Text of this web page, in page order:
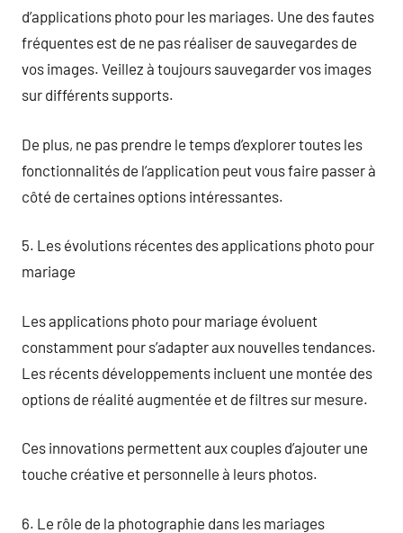
d’applications photo pour les mariages. Une des fautes
fréquentes est de ne pas réaliser de sauvegardes de
vos images. Veillez à toujours sauvegarder vos images
sur différents supports.
De plus, ne pas prendre le temps d’explorer toutes les
fonctionnalités de l’application peut vous faire passer à
côté de certaines options intéressantes.
5. Les évolutions récentes des applications photo pour
mariage
Les applications photo pour mariage évoluent
constamment pour s’adapter aux nouvelles tendances.
Les récents développements incluent une montée des
options de réalité augmentée et de filtres sur mesure.
Ces innovations permettent aux couples d’ajouter une
touche créative et personnelle à leurs photos.
6. Le rôle de la photographie dans les mariages